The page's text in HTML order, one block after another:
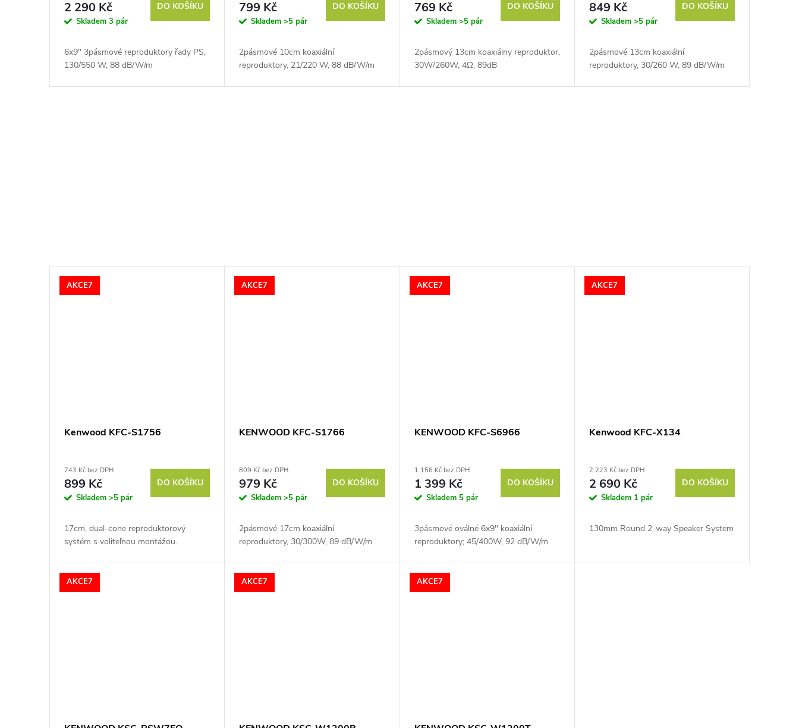
2 290 Kč
Skladem 3 pár
DO KOŠÍKU
6x9" 3pásmové reproduktory řady PS,
130/550 W, 88 dB/W/m
799 Kč
Skladem>5 pár
DO KOŠÍKU
2pásmové 10cm koaxiální
reproduktory, 21/220 W, 88 dB/W/m
769 Kč
Skladem >5 pár
DO KOŠÍKU
2pásmový 13cm koaxiálny reproduktor,
30W/260W, 4Ω, 89dB
849 Kč
Skladem >5 pár
DO KOŠÍKU
2pásmové 13cm koaxiální
reproduktory, 30/260 W, 89 dB/W/m
AKCE7
Kenwood KFC-S1756
743 Kč bez DPH
899 Kč
Skladem >5 pár
DO KOŠÍKU
17cm, dual-cone reproduktorový
systém s voliteľnou montážou.
AKCE7
KENWOOD KFC-S1766
809 Kč bez DPH
979 Kč
Skladem>5 pár
DO KOŠÍKU
2pásmové 17cm koaxiální
reproduktory, 30/300W, 89 dB/W/m
AKCE7
KENWOOD KFC-S6966
1 156 Kč bez DPH
1 399 Kč
Skladem 5 pár
DO KOŠÍKU
3pásmové oválné 6x9" koaxiální
reproduktory; 45/400W, 92 dB/W/m
AKCE7
Kenwood KFC-X134
2 223 Kč bez DPH
2 690 Kč
Skladem 1 pár
DO KOŠÍKU
130mm Round 2-way Speaker System
AKCE7 AKCE7 AKCE7